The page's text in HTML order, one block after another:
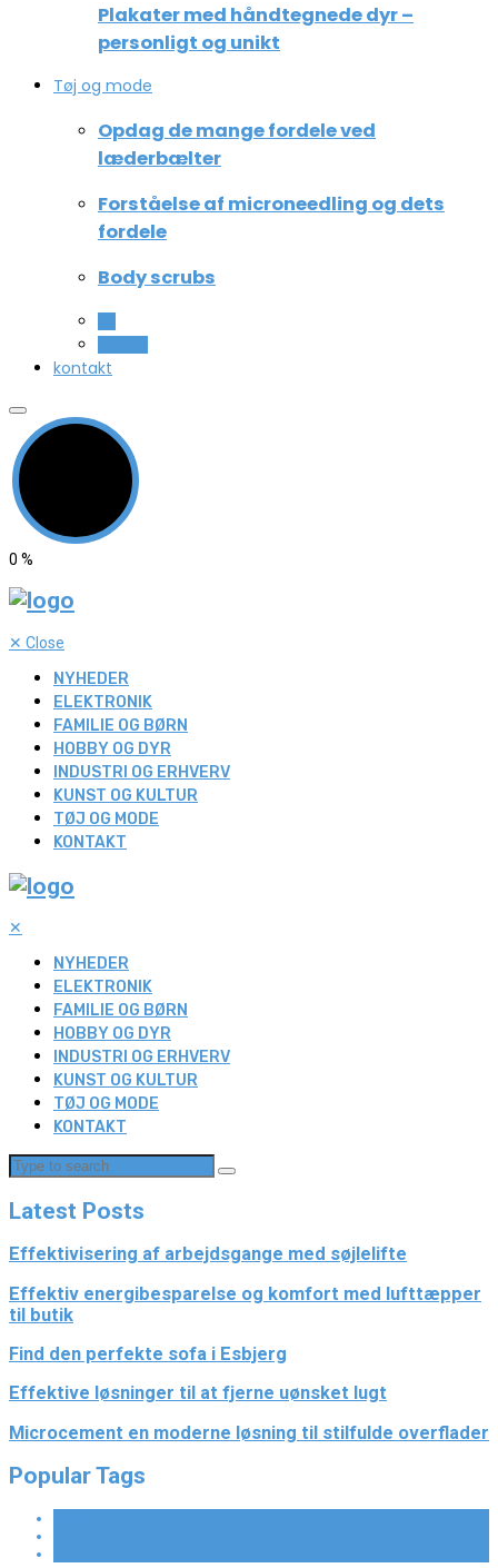
Plakater med håndtegnede dyr –
personligt og unikt
Tøj og mode
Opdag de mange fordele ved
læderbælter
Forståelse af microneedling og dets
fordele
Body scrubs
kontakt
0 %
✕ Close
NYHEDER
ELEKTRONIK
FAMILIE OG BØRN
HOBBY OG DYR
INDUSTRI OG ERHVERV
KUNST OG KULTUR
TØJ OG MODE
KONTAKT
✕
NYHEDER
ELEKTRONIK
FAMILIE OG BØRN
HOBBY OG DYR
INDUSTRI OG ERHVERV
KUNST OG KULTUR
TØJ OG MODE
KONTAKT
Latest Posts
Effektivisering af arbejdsgange med søjlelifte
Effektiv energibesparelse og komfort med lufttæpper
til butik
Find den perfekte sofa i Esbjerg
Effektive løsninger til at fjerne uønsket lugt
Microcement en moderne løsning til stilfulde overflader
Popular Tags